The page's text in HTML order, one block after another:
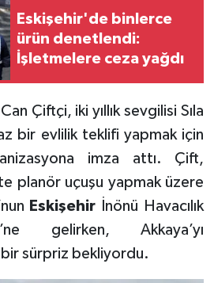
Eskişehir'de binlerce
ürün denetlendi:
İşletmelere ceza yağdı
Çiftçi, iki yıllık sevgilisi Sıla
bir evlilik teklifi yapmak için
imza attı. Çift,
planör uçuşu yapmak üzere
Eskişehir
İnönü Havacılık
gelirken, Akkaya’yı
sürpriz bekliyordu.